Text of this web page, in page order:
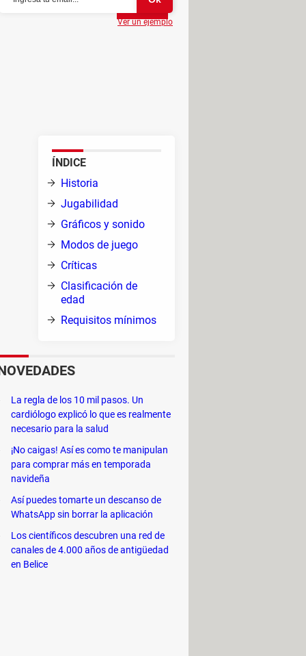
Partager
mientras
A diferencia de
frío devastador, contra todas
ÍNDICE
Historia
Jugabilidad
Gráficos y sonido
Modos de juego
Críticas
Clasificación de
edad
Requisitos mínimos
específicas.
Studio realiza
mejoras.
una serie de misiones y no
ya sea porque los recursos
alerta.
Ver un ejemplo
La regla de los 10 mil pasos. Un
cardiólogo explicó lo que es realmente
necesario para la salud
¡No caigas! Así es como te manipulan
para comprar más en temporada
navideña
Así puedes tomarte un descanso de
WhatsApp sin borrar la aplicación
Los científicos descubren una red de
canales de 4.000 años de antigüedad
en Belice